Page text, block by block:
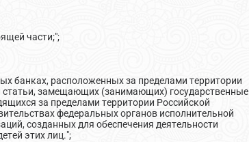
части;";
банках, расположенных за пределами территории
статьи, замещающих (занимающих) государственные
за пределами территории Российской
федеральных органов исполнительной
созданных для обеспечения деятельности
этих лиц.";